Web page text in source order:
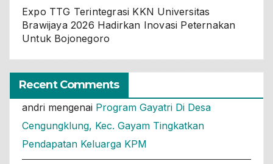
Expo TTG Terintegrasi KKN Universitas
Brawijaya 2026 Hadirkan Inovasi Peternakan
Untuk Bojonegoro
Recent Comments
andri mengenai Program Gayatri Di Desa
Cengungklung, Kec. Gayam Tingkatkan
Pendapatan Keluarga KPM